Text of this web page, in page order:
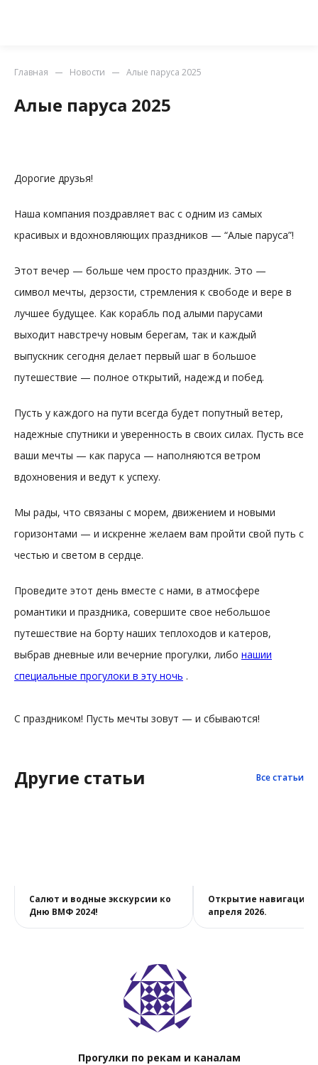
Главная Новости Алые паруса 2025
Алые паруса 2025
Дорогие друзья!
Наша компания поздравляет вас с одним из самых
красивых и вдохновляющих праздников — “Алые паруса”!
Этот вечер — больше чем просто праздник. Это —
символ мечты, дерзости, стремления к свободе и вере в
лучшее будущее. Как корабль под алыми парусами
выходит навстречу новым берегам, так и каждый
выпускник сегодня делает первый шаг в большое
путешествие — полное открытий, надежд и побед.
Пусть у каждого на пути всегда будет попутный ветер,
надежные спутники и уверенность в своих силах. Пусть все
ваши мечты — как паруса — наполняются ветром
вдохновения и ведут к успеху.
Мы рады, что связаны с морем, движением и новыми
горизонтами — и искренне желаем вам пройти свой путь с
честью и светом в сердце.
Проведите этот день вместе с нами, в атмосфере
романтики и праздника, совершите свое небольшое
путешествие на борту наших теплоходов и катеров,
выбрав дневные или вечерние прогулки, либо нашии
специальные прогулоки в эту ночь .
С праздником! Пусть мечты зовут — и сбываются!
Другие статьи Все статьи
Салют и водные экскурсии ко
Дню ВМФ 2024!
Открытие навигации
апреля 2026.
Прогулки по рекам и каналам